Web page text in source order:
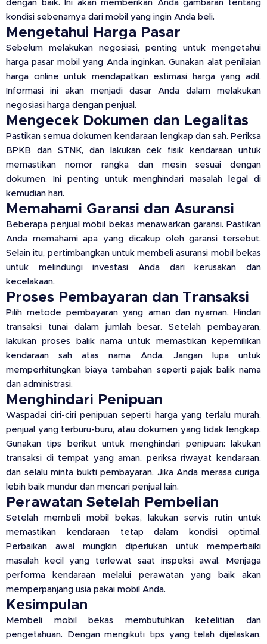
dengan baik. Ini akan memberikan Anda gambaran tentang
kondisi sebenarnya dari mobil yang ingin Anda beli.
Mengetahui Harga Pasar
Sebelum melakukan negosiasi, penting untuk mengetahui
harga pasar mobil yang Anda inginkan. Gunakan alat penilaian
harga online untuk mendapatkan estimasi harga yang adil.
Informasi ini akan menjadi dasar Anda dalam melakukan
negosiasi harga dengan penjual.
Mengecek Dokumen dan Legalitas
Pastikan semua dokumen kendaraan lengkap dan sah. Periksa
BPKB dan STNK, dan lakukan cek fisik kendaraan untuk
memastikan nomor rangka dan mesin sesuai dengan
dokumen. Ini penting untuk menghindari masalah legal di
kemudian hari.
Memahami Garansi dan Asuransi
Beberapa penjual mobil bekas menawarkan garansi. Pastikan
Anda memahami apa yang dicakup oleh garansi tersebut.
Selain itu, pertimbangkan untuk membeli asuransi mobil bekas
untuk melindungi investasi Anda dari kerusakan dan
kecelakaan.
Proses Pembayaran dan Transaksi
Pilih metode pembayaran yang aman dan nyaman. Hindari
transaksi tunai dalam jumlah besar. Setelah pembayaran,
lakukan proses balik nama untuk memastikan kepemilikan
kendaraan sah atas nama Anda. Jangan lupa untuk
memperhitungkan biaya tambahan seperti pajak balik nama
dan administrasi.
Menghindari Penipuan
Waspadai ciri-ciri penipuan seperti harga yang terlalu murah,
penjual yang terburu-buru, atau dokumen yang tidak lengkap.
Gunakan tips berikut untuk menghindari penipuan: lakukan
transaksi di tempat yang aman, periksa riwayat kendaraan,
dan selalu minta bukti pembayaran. Jika Anda merasa curiga,
lebih baik mundur dan mencari penjual lain.
Perawatan Setelah Pembelian
Setelah membeli mobil bekas, lakukan servis rutin untuk
memastikan kendaraan tetap dalam kondisi optimal.
Perbaikan awal mungkin diperlukan untuk memperbaiki
masalah kecil yang terlewat saat inspeksi awal. Menjaga
performa kendaraan melalui perawatan yang baik akan
memperpanjang usia pakai mobil Anda.
Kesimpulan
Membeli mobil bekas membutuhkan ketelitian dan
pengetahuan. Dengan mengikuti tips yang telah dijelaskan,